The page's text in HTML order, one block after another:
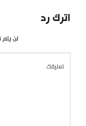
اترك رد
لن يتم